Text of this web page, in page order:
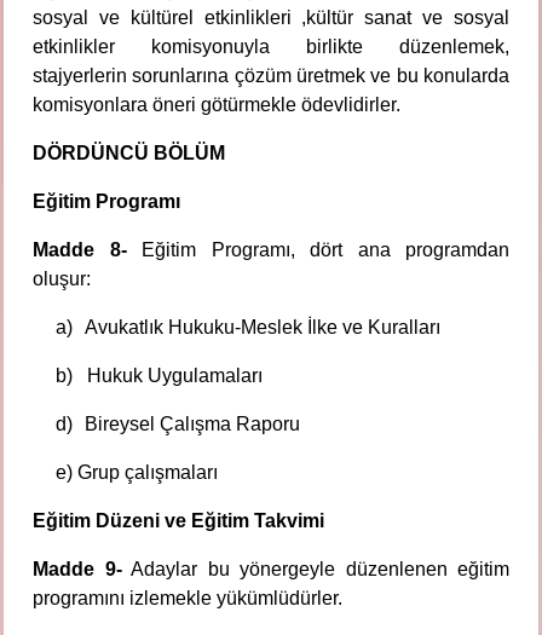
sosyal ve kültürel etkinlikleri ,kültür sanat ve sosyal
etkinlikler komisyonuyla birlikte düzenlemek,
stajyerlerin sorunlarına çözüm üretmek ve bu konularda
komisyonlara öneri götürmekle ödevlidirler.
DÖRDÜNCÜ BÖLÜM
Eğitim Programı
Madde 8-Eğitim Programı, dört ana programdan
oluşur:
a) Avukatlık Hukuku-Meslek İlke ve Kuralları
b) Hukuk Uygulamaları
d) Bireysel Çalışma Raporu
e) Grup çalışmaları
Eğitim Düzeni ve Eğitim Takvimi
Madde 9-Adaylar bu yönergeyle düzenlenen eğitim
programını izlemekle yükümlüdürler.